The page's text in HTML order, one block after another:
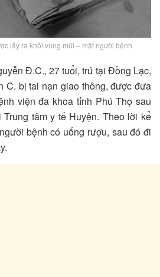
lấy ra khỏi vùng mũi – mặt người bệnh
Đ.C., 27 tuổi, trú tại Đồng Lạc,
C. bị tai nạn giao thông, được đưa
viện đa khoa tỉnh Phú Thọ sau
tâm y tế Huyện. Theo lời kể
bệnh có uống rượu, sau đó đi